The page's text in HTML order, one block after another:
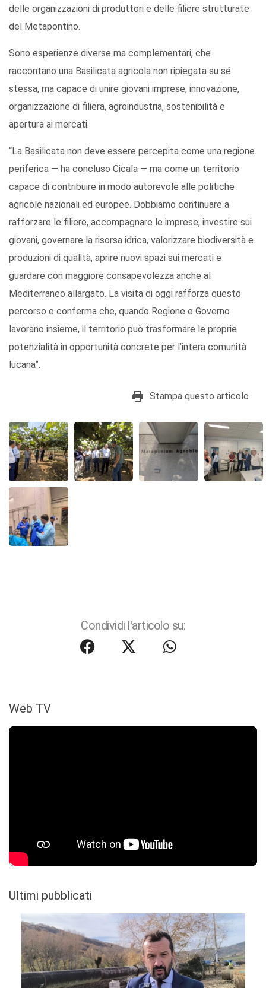
delle organizzazioni di produttori e delle filiere strutturate
del Metapontino.
Sono esperienze diverse ma complementari, che
raccontano una Basilicata agricola non ripiegata su sé
stessa, ma capace di unire giovani imprese, innovazione,
organizzazione di filiera, agroindustria, sostenibilità e
apertura ai mercati.
“La Basilicata non deve essere percepita come una regione
periferica — ha concluso Cicala — ma come un territorio
capace di contribuire in modo autorevole alle politiche
agricole nazionali ed europee. Dobbiamo continuare a
rafforzare le filiere, accompagnare le imprese, investire sui
giovani, governare la risorsa idrica, valorizzare biodiversità e
produzioni di qualità, aprire nuovi spazi sui mercati e
guardare con maggiore consapevolezza anche al
Mediterraneo allargato. La visita di oggi rafforza questo
percorso e conferma che, quando Regione e Governo
lavorano insieme, il territorio può trasformare le proprie
potenzialità in opportunità concrete per l’intera comunità
lucana”.
Stampa questo articolo
Condividi l'articolo su:
Web TV
Ultimi pubblicati